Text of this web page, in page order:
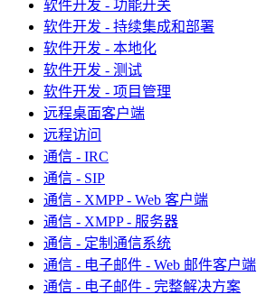
软件开发 - 功能开关
软件开发 - 持续集成和部署
软件开发 - 本地化
软件开发 - 测试
软件开发 - 项目管理
远程桌面客户端
远程访问
通信 - IRC
通信 - SIP
通信 - XMPP - Web 客户端
通信 - XMPP - 服务器
通信 - 定制通信系统
通信 - 电子邮件 - Web 邮件客户端
通信 - 电子邮件 - 完整解决方案